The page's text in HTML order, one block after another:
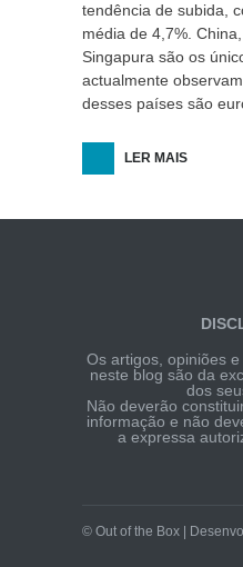
tendência de subida,
média de 4,7%.
Singapura são os
actualmente
desses países são
LER MAIS
Os artigos, opiniões
neste blog são da
dos
Não deverão
informação e não
a expressa
© Out of the Box |